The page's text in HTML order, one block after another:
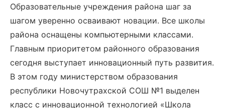
Образовательные учреждения района шаг за
шагом уверенно осваивают новации. Все школы
района оснащены компьютерными классами.
Главным приоритетом районного образования
сегодня выступает инновационный путь развития.
В этом году министерством образования
республики Новочутрахской СОШ №1 выделен
класс с инновационной технологией «Школа